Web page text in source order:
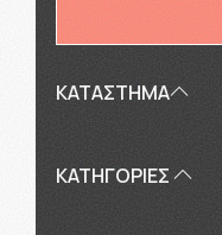
ΚΑΤΑΣΤΗΜΑ
ΚΑΤΗΓΟΡΙΕΣ